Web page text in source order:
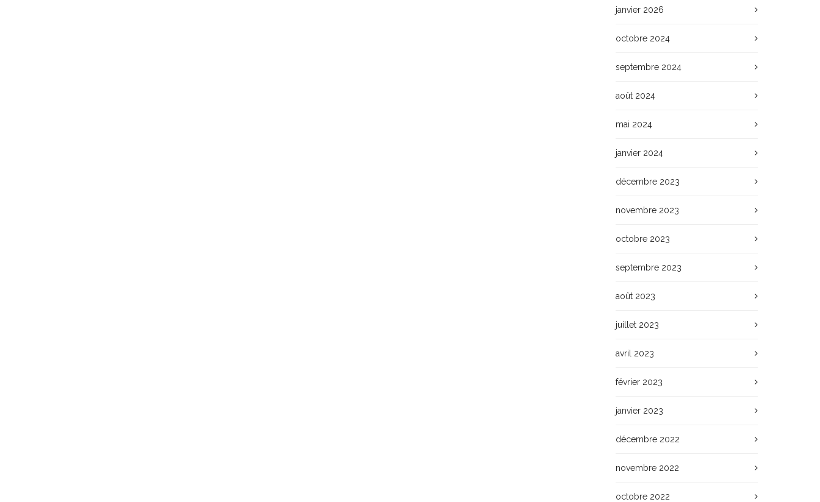
janvier 2026
octobre 2024
septembre 2024
août 2024
mai 2024
janvier 2024
décembre 2023
novembre 2023
octobre 2023
septembre 2023
août 2023
juillet 2023
avril 2023
février 2023
janvier 2023
décembre 2022
novembre 2022
octobre 2022